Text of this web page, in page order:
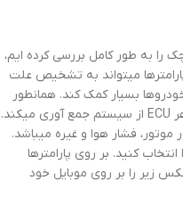
را به طور کامل بررسی کرده ایم،
میتواند به تشخیص علت
بسیار کمک کند. همانطور
که گفتیم، پارامترها اطلاعاتی میباشند که هر ECU از سیستم جمع آوری میکند.
موتور، فشار هوا و غیره میباشد.
کنید. بر روی پارامترها
زیر را بر روی موبایل خود